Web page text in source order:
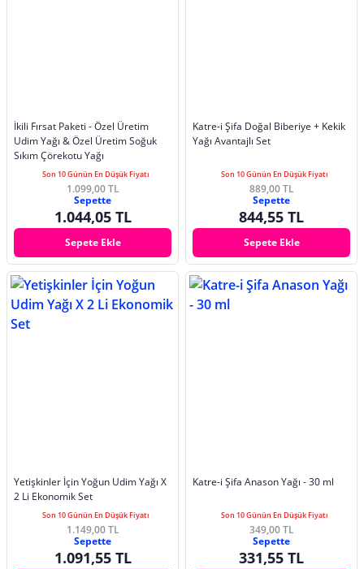
İkili Fırsat Paketi - Özel Üretim
Udim Yağı & Özel Üretim Soğuk
Sıkım Çörekotu Yağı
Son 10 Günün En Düşük Fiyatı
1.099,00 TL
Sepette
1.044,05 TL
Sepete Ekle
Katre-i Şifa Doğal Biberiye + Kekik
Yağı Avantajlı Set
Son 10 Günün En Düşük Fiyatı
889,00 TL
Sepette
844,55 TL
Sepete Ekle
Yetişkinler İçin Yoğun Udim Yağı X
2 Li Ekonomik Set
Son 10 Günün En Düşük Fiyatı
1.149,00 TL
Sepette
1.091,55 TL
Katre-i Şifa Anason Yağı - 30 ml
Son 10 Günün En Düşük Fiyatı
349,00 TL
Sepette
331,55 TL